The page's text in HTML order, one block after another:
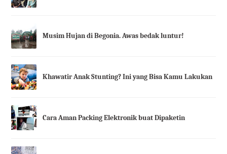
Musim Hujan di Begonia. Awas bedak luntur!
Khawatir Anak Stunting? Ini yang Bisa Kamu Lakukan
Cara Aman Packing Elektronik buat Dipaketin